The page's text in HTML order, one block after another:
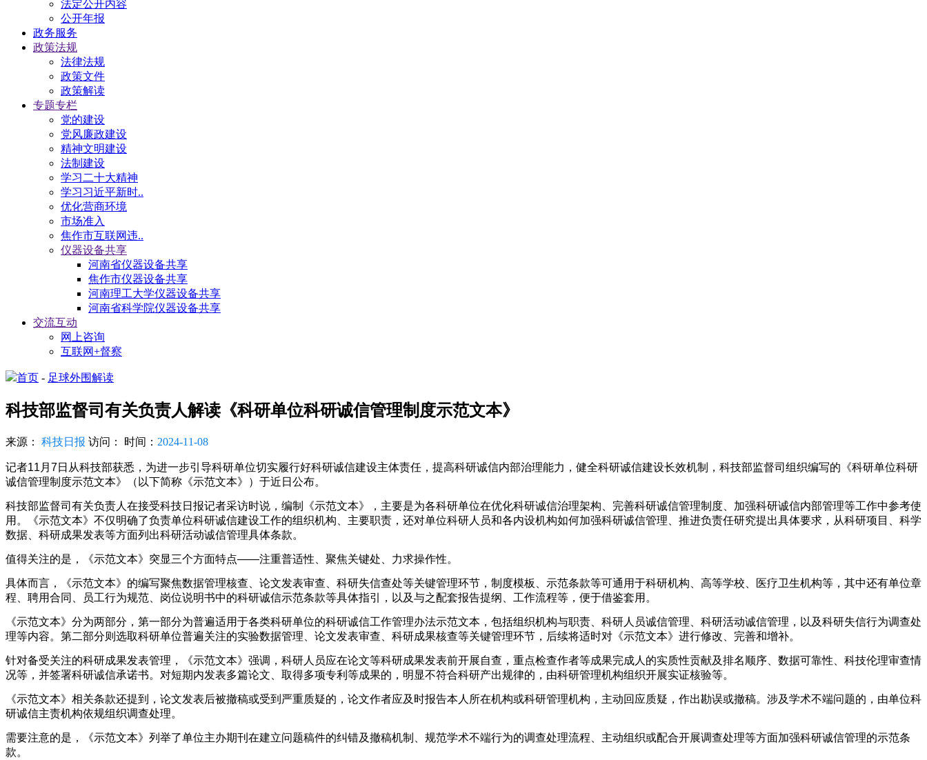
法定公开内容
公开年报
政务服务
政策法规
法律法规
政策文件
政策解读
专题专栏
党的建设
党风廉政建设
精神文明建设
法制建设
学习二十大精神
学习习近平新时..
优化营商环境
市场准入
焦作市互联网违..
仪器设备共享
河南省仪器设备共享
焦作市仪器设备共享
河南理工大学仪器设备共享
河南省科学院仪器设备共享
交流互动
网上咨询
互联网+督察
首页 - 足球外围解读
科技部监督司有关负责人解读《科研单位科研诚信管理制度示范文本》
来源： 科技日报 访问： 时间： 2024-11-08
记者11月7日从科技部获悉，为进一步引导科研单位切实履行好科研诚信建设主体责任，提高科研诚信内部治理能力，健全科研诚信建设长效机制，科技部监督司组织编写的《科研单位科研
诚信管理制度示范文本》（以下简称《示范文本》）于近日公布。
科技部监督司有关负责人在接受科技日报记者采访时说，编制《示范文本》，主要是为各科研单位在优化科研诚信治理架构、完善科研诚信管理制度、加强科研诚信内部管理等工作中参考使
用。《示范文本》不仅明确了负责单位科研诚信建设工作的组织机构、主要职责，还对单位科研人员和各内设机构如何加强科研诚信管理、推进负责任研究提出具体要求，从科研项目、科学
数据、科研成果发表等方面列出科研活动诚信管理具体条款。
值得关注的是，《示范文本》突显三个方面特点——注重普适性、聚焦关键处、力求操作性。
具体而言，《示范文本》的编写聚焦数据管理核查、论文发表审查、科研失信查处等关键管理环节，制度模板、示范条款等可通用于科研机构、高等学校、医疗卫生机构等，其中还有单位章
程、聘用合同、员工行为规范、岗位说明书中的科研诚信示范条款等具体指引，以及与之配套报告提纲、工作流程等，便于借鉴套用。
《示范文本》分为两部分，第一部分为普遍适用于各类科研单位的科研诚信工作管理办法示范文本，包括组织机构与职责、科研人员诚信管理、科研活动诚信管理，以及科研失信行为调查处
理等内容。第二部分则选取科研单位普遍关注的实验数据管理、论文发表审查、科研成果核查等关键管理环节，后续将适时对《示范文本》进行修改、完善和增补。
针对备受关注的科研成果发表管理，《示范文本》强调，科研人员应在论文等科研成果发表前开展自查，重点检查作者等成果完成人的实质性贡献及排名顺序、数据可靠性、科技伦理审查情
况等，并签署科研诚信承诺书。对短期内发表多篇论文、取得多项专利等成果的，明显不符合科研产出规律的，由科研管理机构组织开展实证核验等。
《示范文本》相关条款还提到，论文发表后被撤稿或受到严重质疑的，论文作者应及时报告本人所在机构或科研管理机构，主动回应质疑，作出勘误或撤稿。涉及学术不端问题的，由单位科
研诚信主责机构依规组织调查处理。
需要注意的是，《示范文本》列举了单位主办期刊在建立问题稿件的纠错及撤稿机制、规范学术不端行为的调查处理流程、主动组织或配合开展调查处理等方面加强科研诚信管理的示范条
款。